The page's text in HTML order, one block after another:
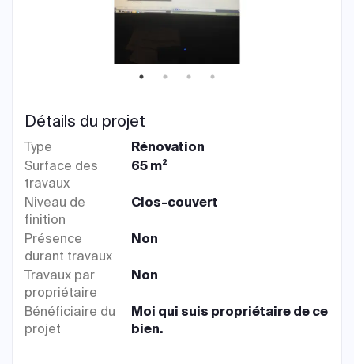
Détails du projet
Type
Rénovation
Surface des
travaux
65 m²
Niveau de
finition
Clos-couvert
Présence
durant travaux
Non
Travaux par
propriétaire
Non
Bénéficiaire du
projet
Moi qui suis propriétaire de ce
bien.